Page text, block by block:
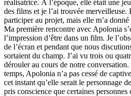
réalisatrice. À l’époque, elle était une
des films et je l’ai trouvée merveilleuse.
participer au projet, mais elle m’a
Ma première rencontre avec Apolonia
l’impression d’être dans un film. Je
de l’écran et pendant que nous
sortaient du champ. J’ai vu trois ou
dérouler au cours de notre
temps, Apolonia n’a pas cessé de
cet instant qu’elle serait le personnage
pris conscience que certaines